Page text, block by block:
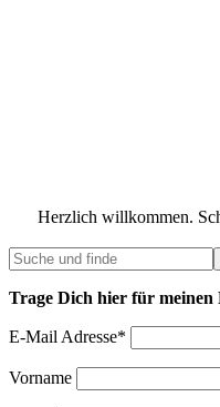
Herzlich willkommen.
Trage Dich hier für meinen
E-Mail Adresse*
Vorname